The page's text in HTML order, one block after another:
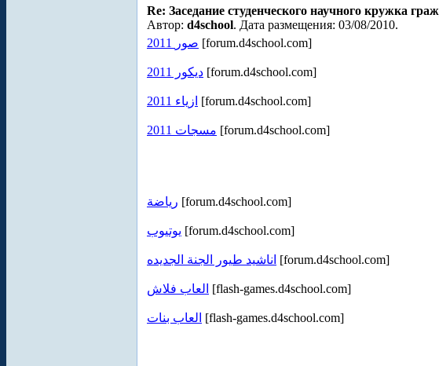
Re: Заседание студенческого научного кружка
Автор: d4school. Дата размещения: 03/08/2010.
2011 صور [forum.d4school.com]
ديكور 2011 [forum.d4school.com]
ازياء 2011 [forum.d4school.com]
مسجات 2011 [forum.d4school.com]
رياضة [forum.d4school.com]
يوتيوب [forum.d4school.com]
اناشيد طيور الجنة الجديده [forum.d4school.com]
العاب فلاش [flash-games.d4school.com]
العاب بنات [flash-games.d4school.com]